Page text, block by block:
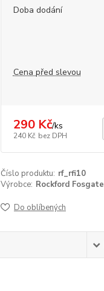
Doba dodání
Cena před slevou
290 Kč/ks
240 Kč bez DPH
Číslo produktu: rf_rfi10
Výrobce: Rockford Fosgate
Do oblíbených